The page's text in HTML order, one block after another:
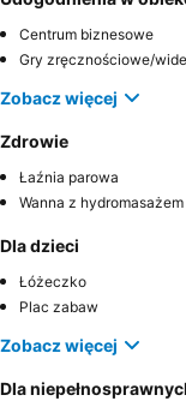
Centrum biznesowe
Gry zręcznościowe/
Zobacz więcej
Zdrowie
Łaźnia parowa
Wanna z hydromasażem
Dla dzieci
Łóżeczko
Plac zabaw
Zobacz więcej
Dla